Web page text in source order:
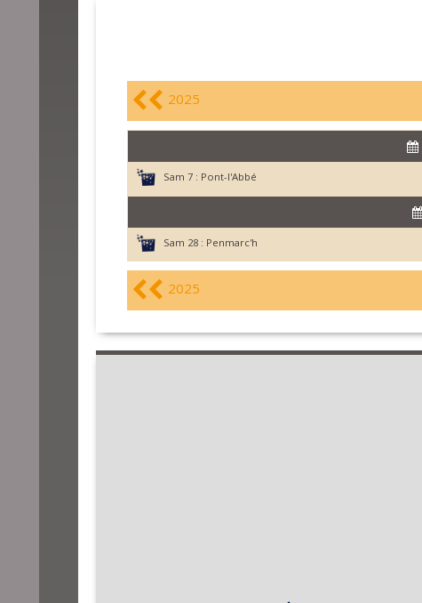
2025
Sam 7 : Pont-l'Abbé
Sam 28 : Penmarc'h
2025